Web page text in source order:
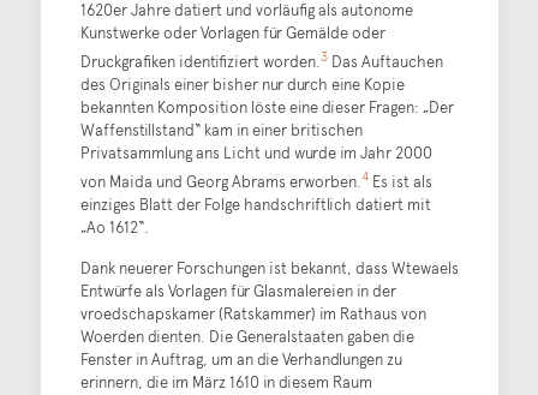
1620er Jahre datiert und vorläufig als autonome
Kunstwerke oder Vorlagen für Gemälde oder
Druckgrafiken identifiziert worden.3Das Auftauchen
des Originals einer bisher nur durch eine Kopie
bekannten Komposition löste eine dieser Fragen: „Der
Waffenstillstand“ kam in einer britischen
Privatsammlung ans Licht und wurde im Jahr 2000
von Maida und Georg Abrams erworben.4Es ist als
einziges Blatt der Folge handschriftlich datiert mit
„Ao 1612“.
Dank neuerer Forschungen ist bekannt, dass Wtewaels
Entwürfe als Vorlagen für Glasmalereien in der
vroedschapskamer (Ratskammer) im Rathaus von
Woerden dienten. Die Generalstaaten gaben die
Fenster in Auftrag, um an die Verhandlungen zu
erinnern, die im März 1610 in diesem Raum